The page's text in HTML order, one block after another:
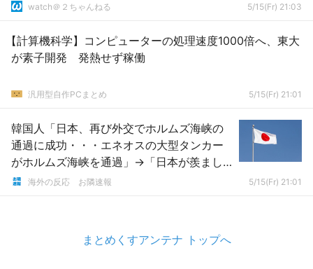
watch＠２ちゃんねる 5/15(Fr) 21:03
【計算機科学】コンピューターの処理速度1000倍へ、東大
が素子開発 発熱せず稼働
汎用型自作PCまとめ 5/15(Fr) 21:01
韓国人「日本、再び外交でホルムズ海峡の
通過に成功・・・エネオスの大型タンカー
がホルムズ海峡を通過」→「日本が羨まし
い・・・」「で、韓国の船は？」「日本は
海外の反応 お隣速報 5/15(Fr) 21:01
まとめくすアンテナ トップへ